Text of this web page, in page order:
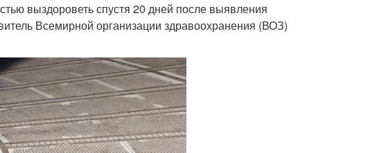
выздороветь спустя 20 дней после выявления
Всемирной организации здравоохранения (ВОЗ)